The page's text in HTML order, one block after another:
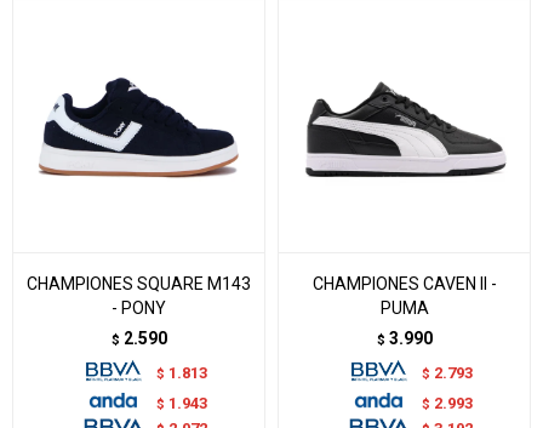
CHAMPIONES SQUARE M143
- PONY
$ 2.590
$ 1.813
$ 1.943
CHAMPIONES CAVEN II -
PUMA
$ 3.990
$ 2.793
$ 2.993